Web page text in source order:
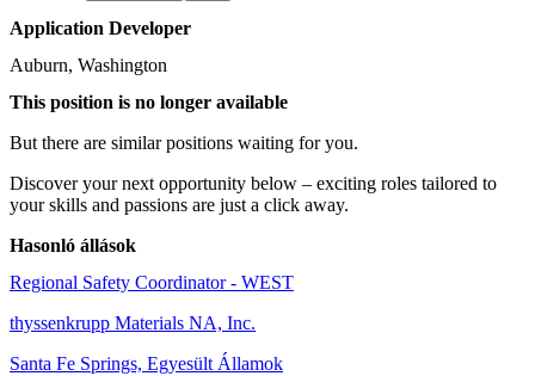
Application Developer
Auburn, Washington
This position is no longer available
But there are similar positions waiting for you.
Discover your next opportunity below – exciting roles tailored to
your skills and passions are just a click away.
Hasonló állások
Regional Safety Coordinator - WEST
thyssenkrupp Materials NA, Inc.
Santa Fe Springs, Egyesült Államok